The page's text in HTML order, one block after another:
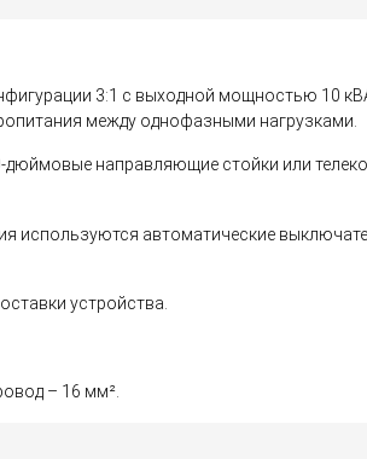
3:1 с выходной мощностью 10
между однофазными нагрузками.
дюймовые направляющие стойки или
используются автоматические
устройства.
– 16 мм².